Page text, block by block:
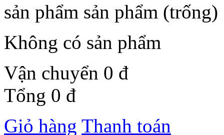
sản phẩm sản phẩm (trống)
Không có sản phẩm
Vận chuyển 0 đ
Tổng 0 đ
Giỏ hàng Thanh toán